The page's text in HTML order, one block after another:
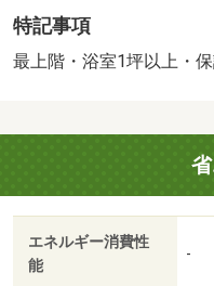
円／月（その他商品あり
精算※故意・過失等別途
額です。 保証会社：株
／エアコン／フローリン
ターホン／浴室乾燥機／
ーズボックス／システム
／宅配ボックス／最上階
Ｈクッキングヒーター／
特記事項
最上階・浴室1坪以上・
エネルギー消費性
能
-